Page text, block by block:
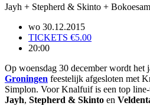
Jayh + Stepherd & Skinto +
wo 30.12.2015
TICKETS €5.00
20:00
Op woensdag 30 december wordt het
Groningen feestelijk afgesloten met
Simplon. Voor Knalfuif is een top
Jayh, Stepherd & Skinto en